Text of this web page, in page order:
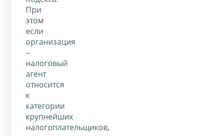
При
этом
если
организация
–
налоговый
агент
относится
к
категории
крупнейших
налогоплательщиков,